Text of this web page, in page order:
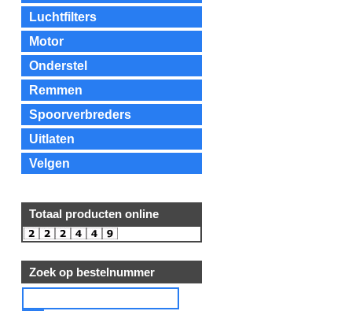
Luchtfilters
Motor
Onderstel
Remmen
Spoorverbreders
Uitlaten
Velgen
Totaal producten online
Zoek op bestelnummer